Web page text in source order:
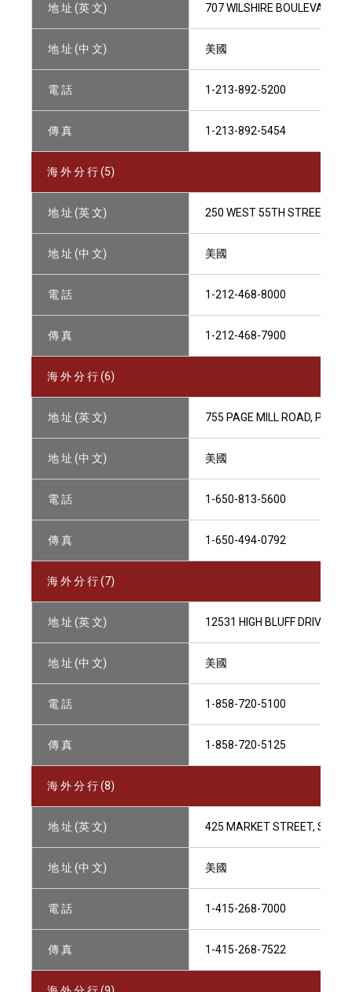
地 址 (英 文) 707 WILSHIRE
地 址 (中 文) 美國
電 話 1-213-892-5200
傳 真 1-213-892-5454
海 外 分 行 (5)
地 址 (英 文) 250 WEST 55TH STREET,
地 址 (中 文) 美國
電 話 1-212-468-8000
傳 真 1-212-468-7900
海 外 分 行 (6)
地 址 (英 文) 755 PAGE MILL ROAD, PALO
地 址 (中 文) 美國
電 話 1-650-813-5600
傳 真 1-650-494-0792
海 外 分 行 (7)
地 址 (英 文) 12531 HIGH BLUFF DRIVE,
地 址 (中 文) 美國
電 話 1-858-720-5100
傳 真 1-858-720-5125
海 外 分 行 (8)
地 址 (英 文) 425 MARKET STREET, SAN
地 址 (中 文) 美國
電 話 1-415-268-7000
傳 真 1-415-268-7522